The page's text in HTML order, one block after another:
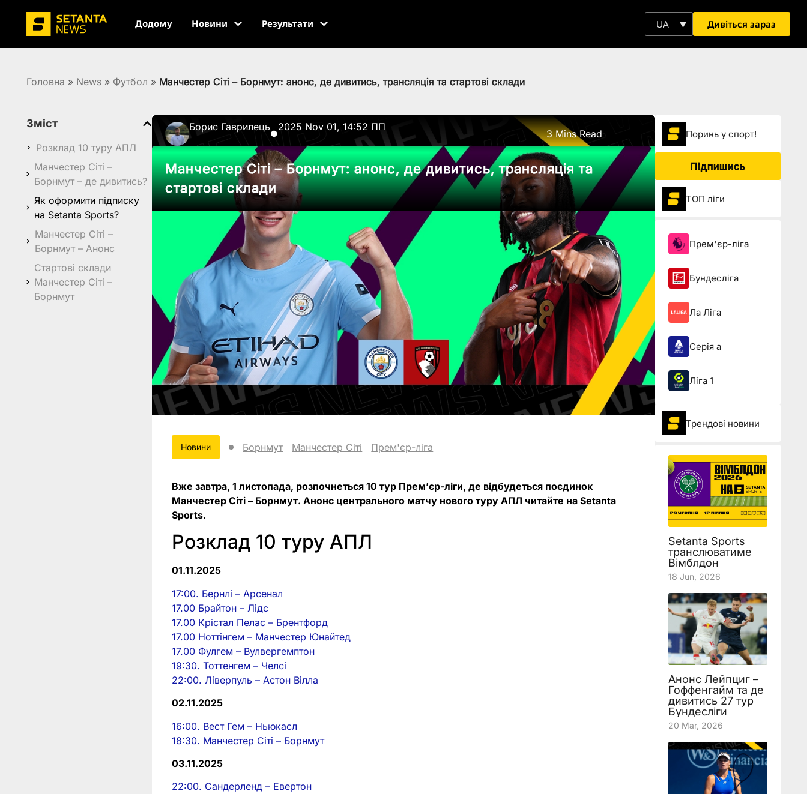
Додому Новини Результати UA Дивіться зараз
Головна » News » Футбол » Манчестер Сіті – Борнмут: анонс, де дивитись, трансляція та стартові склади
Зміст
Розклад 10 туру АПЛ
Манчестер Сіті –
Борнмут – де дивитись?
Як оформити підписку
на Setanta Sports?
Манчестер Сіті –
Борнмут – Анонс
Стартові склади
Манчестер Сіті –
Борнмут
Борис Гаврилець
●
2025 Nov 01, 14:52 ПП
3 Mins Read
Манчестер Сіті – Борнмут: анонс, де дивитись, трансляція та
стартові склади
Новини Борнмут Манчестер Сіті Прем'єр-ліга
Вже завтра, 1 листопада, розпочнеться 10 тур Прем’єр-ліги, де відбудеться поєдинок
Манчестер Сіті – Борнмут. Анонс центрального матчу нового туру АПЛ читайте на Setanta
Sports.
Розклад 10 туру АПЛ
01.11.2025
17:00. Бернлі – Арсенал
17.00 Брайтон – Лідс
17.00 Крістал Пелас – Брентфорд
17.00 Ноттінгем – Манчестер Юнайтед
17.00 Фулгем – Вулвергемптон
19:30. Тоттенгем – Челсі
22:00. Ліверпуль – Астон Вілла
02.11.2025
16:00. Вест Гем – Ньюкасл
18:30. Манчестер Сіті – Борнмут
03.11.2025
22:00. Сандерленд – Евертон
Поринь у спорт!
Підпишись
ТОП ліги
Прем'єр-ліга
Бундесліга
Ла Ліга
Серія а
Ліга 1
Трендові новини
Setanta Sports
транслюватиме
Вімблдон
18 Jun, 2026
Анонс Лейпциг –
Гоффенгайм та де
дивитись 27 тур
Бундесліги
20 Mar, 2026